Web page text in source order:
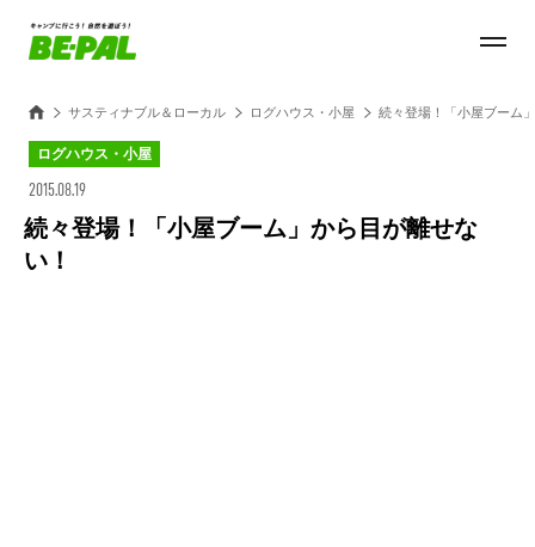
サスティナブル＆ローカル ログハウス・小屋 続々登場！「小屋ブーム
ログハウス・小屋
2015.08.19
続々登場！「小屋ブーム」から目が離せな
い！